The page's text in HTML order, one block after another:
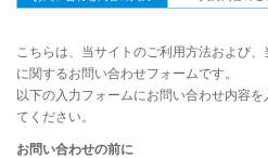
こちらは、当サイトのご利用方法および
に関するお問い合わせフォームです。
以下の入力フォームにお問い合わせ内容
てください。
お問い合わせの前に